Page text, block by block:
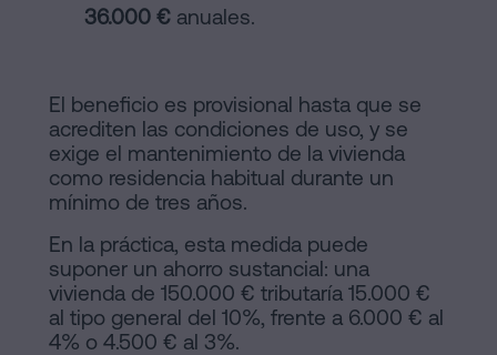
36.000 € anuales.
El beneficio es provisional hasta que se
acrediten las condiciones de uso, y se
exige el mantenimiento de la vivienda
como residencia habitual durante un
mínimo de tres años.
En la práctica, esta medida puede
suponer un ahorro sustancial: una
vivienda de 150.000 € tributaría 15.000 €
al tipo general del 10%, frente a 6.000 € al
4% o 4.500 € al 3%.